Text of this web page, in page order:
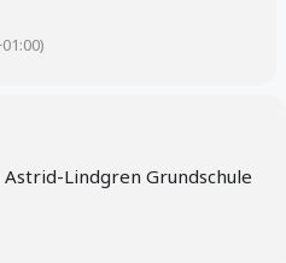
Lindgren Grundschule